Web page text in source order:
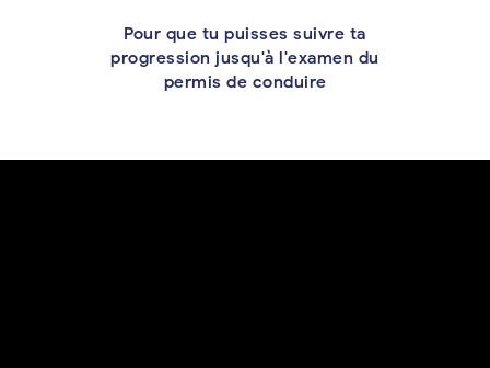
Pour que tu puisses suivre ta
progression jusqu'à l'examen du
permis de conduire